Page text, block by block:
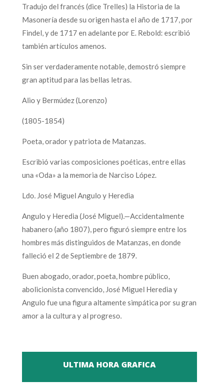
Tradujo del francés (dice Trelles) la Historia de la
Masonería desde su origen hasta el año de 1717, por
Findel, y de 1717 en adelante por E. Rebold: escribió
también artículos amenos.
Sin ser verdaderamente notable, demostró siempre
gran aptitud para las bellas letras.
Alio y Bermúdez (Lorenzo)
(1805-1854)
Poeta, orador y patriota de Matanzas.
Escribió varias composiciones poéticas, entre ellas
una «Oda» a la memoria de Narciso López.
Ldo. José Miguel Angulo y Heredia
Angulo y Heredia (José Miguel).—Accidentalmente
habanero (año 1807), pero figuró siempre entre los
hombres más distinguidos de Matanzas, en donde
falleció el 2 de Septiembre de 1879.
Buen abogado, orador, poeta, hombre público,
abolicionista convencido, José Miguel Heredia y
Angulo fue una figura altamente simpática por su gran
amor a la cultura y al progreso.
ULTIMA HORA GRAFICA